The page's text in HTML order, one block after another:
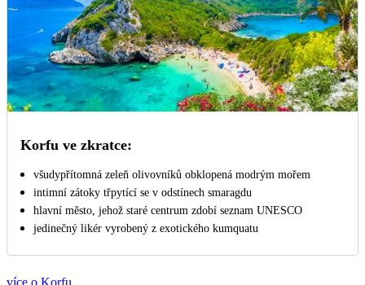
Korfu ve zkratce:
všudypřítomná zeleň olivovníků obklopená modrým mořem
intimní zátoky třpytící se v odstínech smaragdu
hlavní město, jehož staré centrum zdobí seznam UNESCO
jedinečný likér vyrobený z exotického kumquatu